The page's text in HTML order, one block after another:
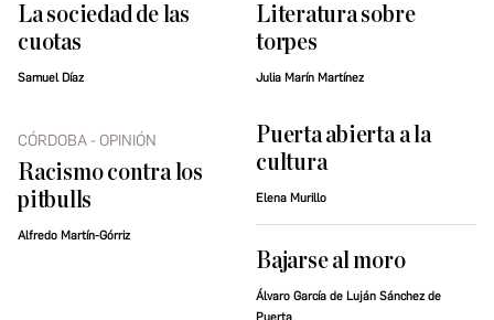
La sociedad de las
cuotas
Samuel Díaz
Literatura sobre
torpes
Julia Marín Martínez
CÓRDOBA - OPINIÓN
Racismo contra los
pitbulls
Alfredo Martín-Górriz
Puerta abierta a la
cultura
Elena Murillo
Bajarse al moro
Álvaro García de Luján Sánchez de